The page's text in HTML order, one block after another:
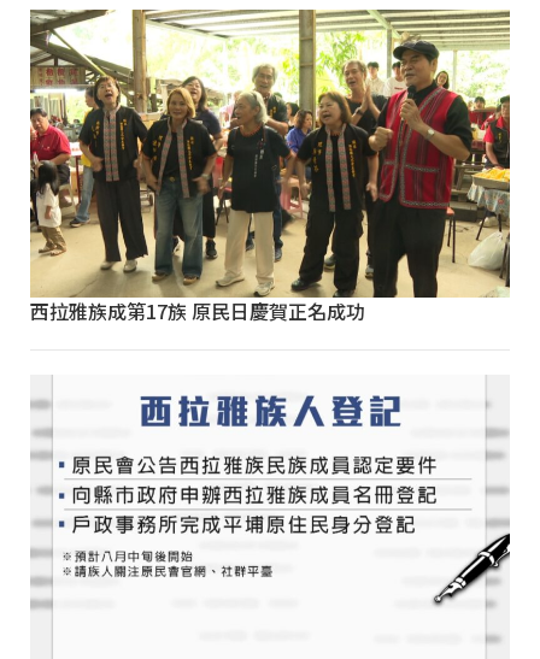
西拉雅族成第17族 原民日慶賀正名成功